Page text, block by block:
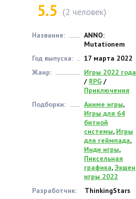
5.5 (2 человек)
Название:
ANNO:
Mutationem
Год выпуска:
17 марта 2022
Жанр:
Игры 2022 года
/ RPG /
Приключения
Подборки:
Аниме игры,
Игры для 64
битной
системы, Игры
для геймпада,
Инди игры,
Пиксельная
графика,Экшен
игры 2022
Разработчик:
ThinkingStars